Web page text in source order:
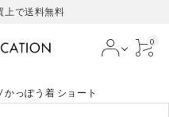
上で送料無料
0
かっぽう着 ショート